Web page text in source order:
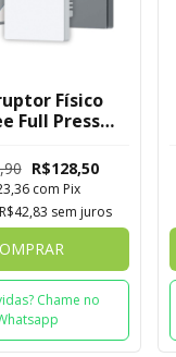
Físico
Full Press
BotãoR$128,50
com Pix
R$42,83 sem juros
Chame no